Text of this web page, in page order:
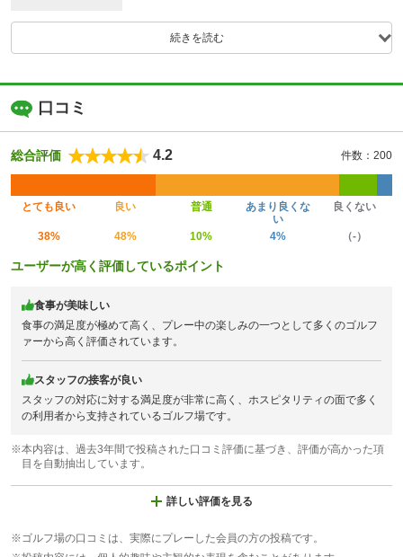
続きを読む
口コミ
総合評価 4.2 件数：200
とても良い 良い 普通
あまり良くな
い
良くない
38% 48% 10% 4% （-）
ユーザーが高く評価しているポイント
食事が美味しい
食事の満足度が極めて高く、プレー中の楽しみの一つとして多くのゴルフ
ァーから高く評価されています。
スタッフの接客が良い
スタッフの対応に対する満足度が非常に高く、ホスピタリティの面で多く
の利用者から支持されているゴルフ場です。
※本内容は、過去3年間で投稿された口コミ評価に基づき、評価が高かった項
目を自動抽出しています。
詳しい評価を見る
※ゴルフ場の口コミは、実際にプレーした会員の方の投稿です。